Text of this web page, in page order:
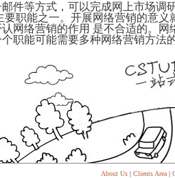
件等方式，可以完成网上市场
要职能之一。开展网络营销的意
网络营销的作用 是不合适的。
职能可能需要多种网络营销方
About Us| Clients Area|